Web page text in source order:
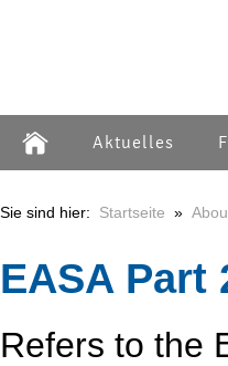
Aktuelles
Sie sind hier: Startseite »
EASA Part
Refers to the